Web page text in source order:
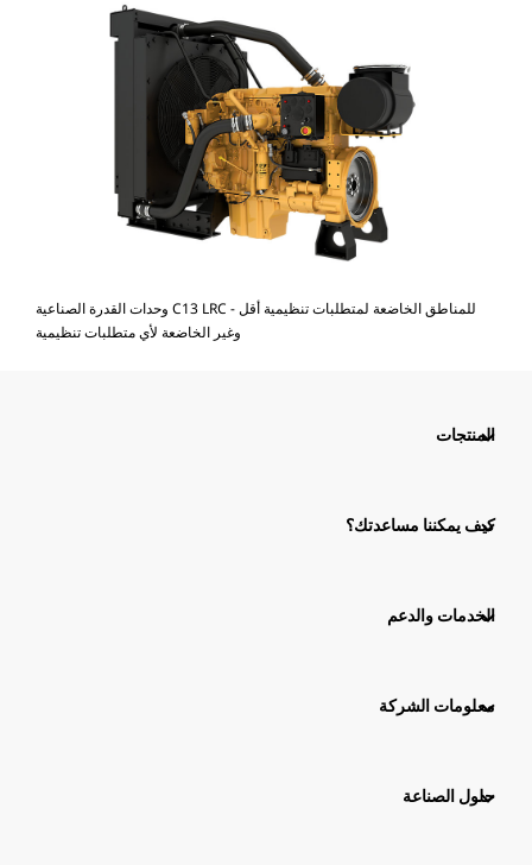
وحدات القدرة الصناعية C13 LRC - للمناطق الخاضعة لمتطلبات تنظيمية أقل
وغير الخاضعة لأي متطلبات تنظيمية
المنتجات
كيف يمكننا مساعدتك؟
الخدمات والدعم
معلومات الشركة
حلول الصناعة